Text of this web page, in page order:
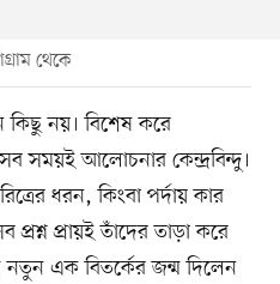
থেকে
কিছু নয়। বিশেষ করে
সময়ই আলোচনার কেন্দ্রবিন্দু।
ধরন, কিংবা পর্দায় কার
প্রায়ই তাঁদের তাড়া করে
এক বিতর্কের জন্ম দিলেন